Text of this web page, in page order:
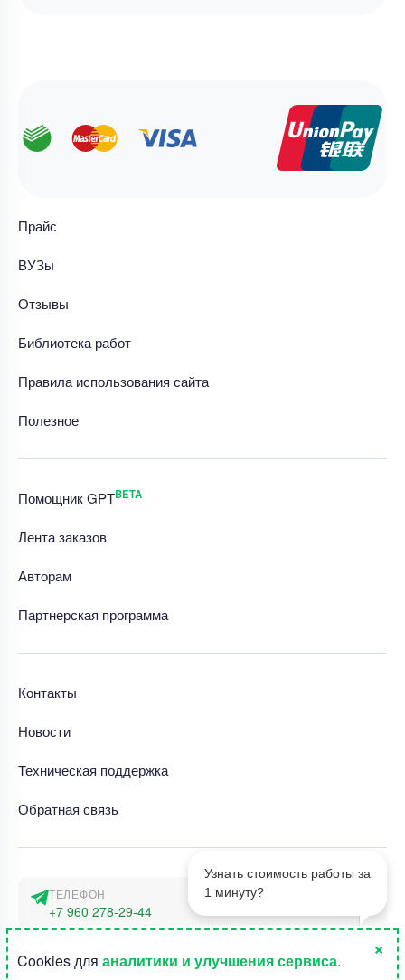
1
Узнать стоимость работы за
1 минуту?
Прайс
ВУЗы
Отзывы
Библиотека работ
Правила использования сайта
Полезное
Помощник GPTBETA
Лента заказов
Авторам
Партнерская программа
Контакты
Новости
Техническая поддержка
Обратная связь
ТЕЛЕФОН
+7 960 278-29-44
г. Москва, наб. Тараса Шевченко 23а
Cookies для аналитики и улучшения сервиса.
×